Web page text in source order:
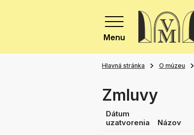
Menu
Hlavná stránka O múzeu
Zmluvy
Dátum
uzatvorenia
Názov